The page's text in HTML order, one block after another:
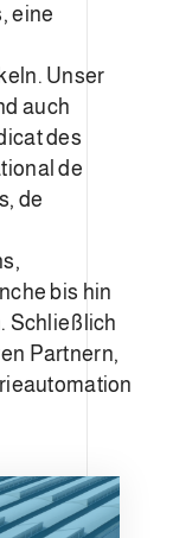
eine
Unser
auch
des
de
de
bis hin
Schließlich
Partnern,